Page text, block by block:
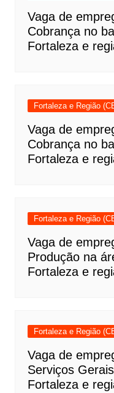
Vaga de
Cobrança no
Fortaleza e
Fortaleza e Região
Vaga de
Cobrança no
Fortaleza e
Fortaleza e Região
Vaga de
Produção na
Fortaleza e
Fortaleza e Região
Vaga de
Serviços
Fortaleza e